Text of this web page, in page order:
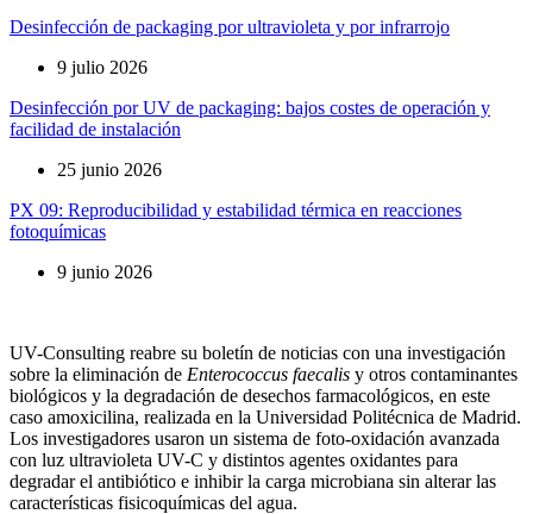
Desinfección de packaging por ultravioleta y por infrarrojo
9 julio 2026
Desinfección por UV de packaging: bajos costes de operación y
facilidad de instalación
25 junio 2026
PX 09: Reproducibilidad y estabilidad térmica en reacciones
fotoquímicas
9 junio 2026
UV-Consulting reabre su boletín de noticias con una investigación
sobre la eliminación de Enterococcus faecalis y otros contaminantes
biológicos y la degradación de desechos farmacológicos, en este
caso amoxicilina, realizada en la Universidad Politécnica de Madrid.
Los investigadores usaron un sistema de foto-oxidación avanzada
con luz ultravioleta UV-C y distintos agentes oxidantes para
degradar el antibiótico e inhibir la carga microbiana sin alterar las
características fisicoquímicas del agua.